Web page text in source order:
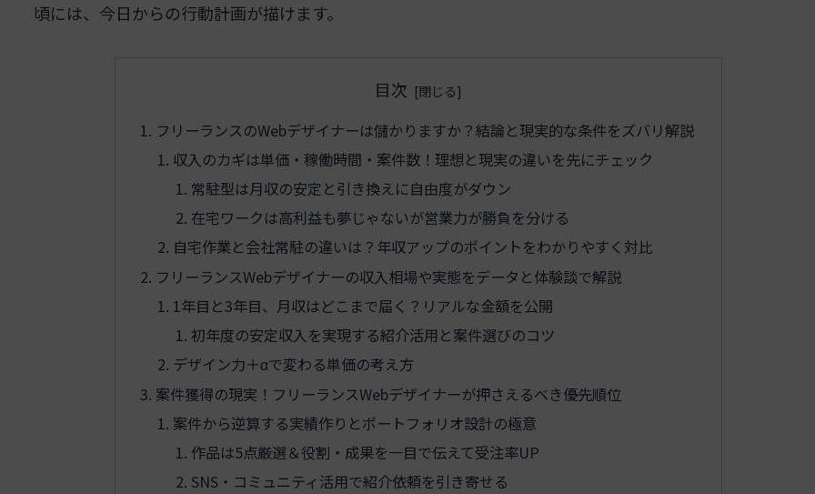
頃には、今日からの行動計画が描けます。
目次
フリーランスのWebデザイナーは儲かりますか？結論と現実的な条件をズバリ解説
収入のカギは単価・稼働時間・案件数！理想と現実の違いを先にチェック
常駐型は月収の安定と引き換えに自由度がダウン
在宅ワークは高利益も夢じゃないが営業力が勝負を分ける
自宅作業と会社常駐の違いは？年収アップのポイントをわかりやすく対比
フリーランスWebデザイナーの収入相場や実態をデータと体験談で解説
1年目と3年目、月収はどこまで届く？リアルな金額を公開
初年度の安定収入を実現する紹介活用と案件選びのコツ
デザイン力＋αで変わる単価の考え方
案件獲得の現実！フリーランスWebデザイナーが押さえるべき優先順位
案件から逆算する実績作りとポートフォリオ設計の極意
作品は5点厳選＆役割・成果を一目で伝えて受注率UP
SNS・コミュニティ活用で紹介依頼を引き寄せる